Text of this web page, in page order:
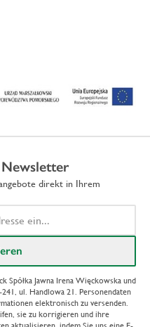
direkt in Ihrem
Spółka Jawna Irena Więckowska und
ul. Handlowa 21. Personendaten
elektronisch zu versenden.
sie zu korrigieren und ihre